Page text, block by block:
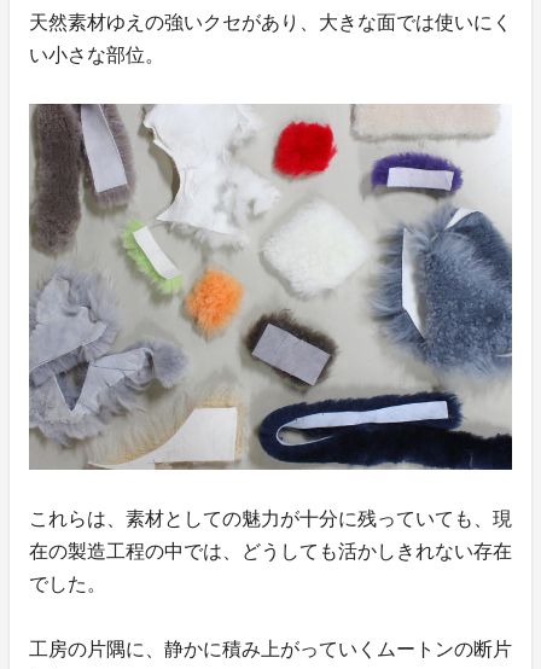
天然素材ゆえの強いクセがあり、大きな面では使いにく
い小さな部位。
これらは、素材としての魅力が十分に残っていても、現
在の製造工程の中では、どうしても活かしきれない存在
でした。
工房の片隅に、静かに積み上がっていくムートンの断片